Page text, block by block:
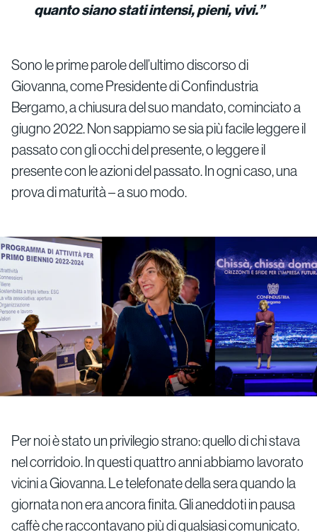
quanto siano stati intensi, pieni, vivi.”
Sono le prime parole dell’ultimo discorso di
Giovanna, come Presidente di Confindustria
Bergamo, a chiusura del suo mandato, cominciato a
giugno 2022. Non sappiamo se sia più facile leggere il
passato con gli occhi del presente, o leggere il
presente con le azioni del passato. In ogni caso, una
prova di maturità – a suo modo.
Per noi è stato un privilegio strano: quello di chi stava
nel corridoio. In questi quattro anni abbiamo lavorato
vicini a Giovanna. Le telefonate della sera quando la
giornata non era ancora finita. Gli aneddoti in pausa
caffè che raccontavano più di qualsiasi comunicato.